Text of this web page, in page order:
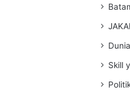
Dunia
Skill